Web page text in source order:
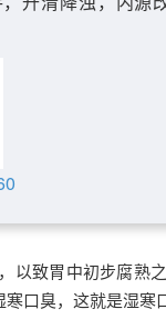
以致胃中初步腐熟
口臭，这就是湿寒